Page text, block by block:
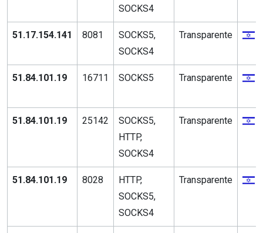
SOCKS4
51.17.154.141 8081
SOCKS5,
SOCKS4
Transparente
51.84.101.19 16711 SOCKS5 Transparente
51.84.101.19 25142
SOCKS5,
HTTP,
SOCKS4
Transparente
51.84.101.19 8028
HTTP,
SOCKS5,
SOCKS4
Transparente